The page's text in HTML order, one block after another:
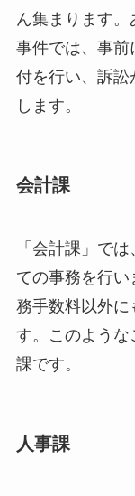
ん集まります
事件では、事前
付を行い、訴
します。
会計課
「会計課」で
ての事務を行
務手数料以外に
す。このよう
課です。
人事課